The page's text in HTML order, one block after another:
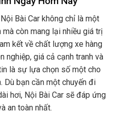
Nội Bài Car không chỉ là một
còn mang lại nhiều giá trị
kết về chất lượng xe hàng
nghiệp, giá cả cạnh tranh và
là sự lựa chọn số một cho
Dù bạn cần một chuyến đi
hơi, Nội Bài Car sẽ đáp ứng
an toàn nhất.